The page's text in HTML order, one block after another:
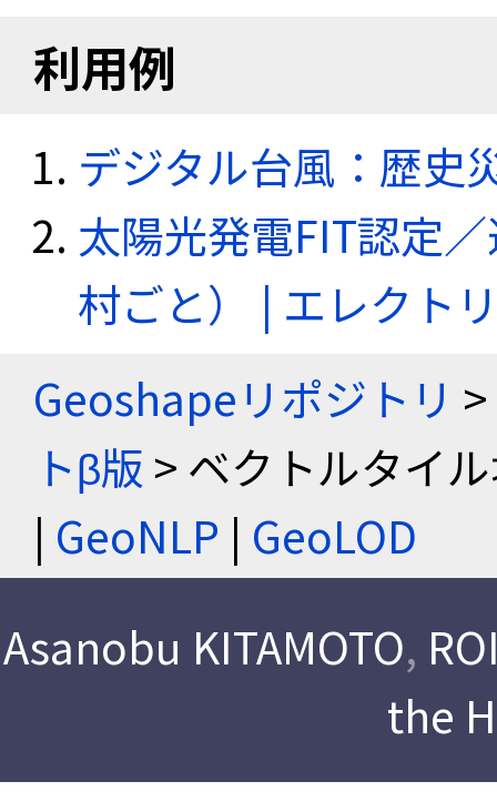
利用例
デジタル台風：歴史
太陽光発電FIT認定
村ごと） | エレクト
Geoshapeリポジトリ >
トβ版 > ベクトルタイ
| GeoNLP | GeoLOD
Asanobu KITAMOTO,
the